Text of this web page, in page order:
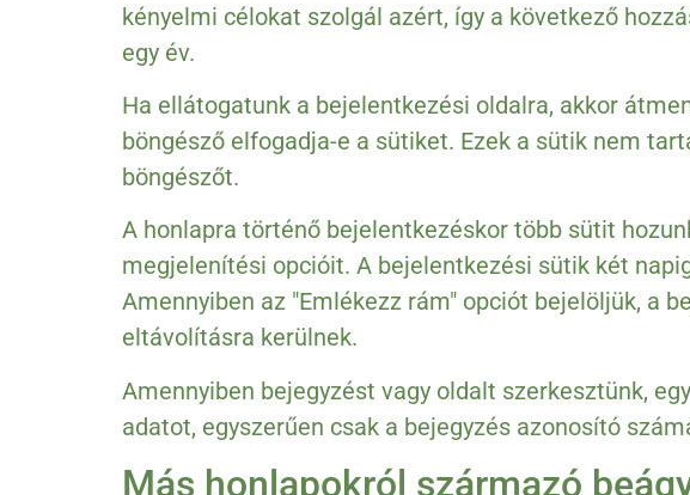
kényelmi célokat szolgál azért, így a következő
egy év.
Ha ellátogatunk a bejelentkezési oldalra, akkor
böngésző elfogadja-e a sütiket. Ezek a sütik nem
böngészőt.
A honlapra történő bejelentkezéskor több sütit
megjelenítési opcióit. A bejelentkezési sütik két
Amennyiben az "Emlékezz rám" opciót bejelöljük, a
eltávolításra kerülnek.
Amennyiben bejegyzést vagy oldalt szerkesztünk,
adatot, egyszerűen csak a bejegyzés azonosító
Más honlapokról származó